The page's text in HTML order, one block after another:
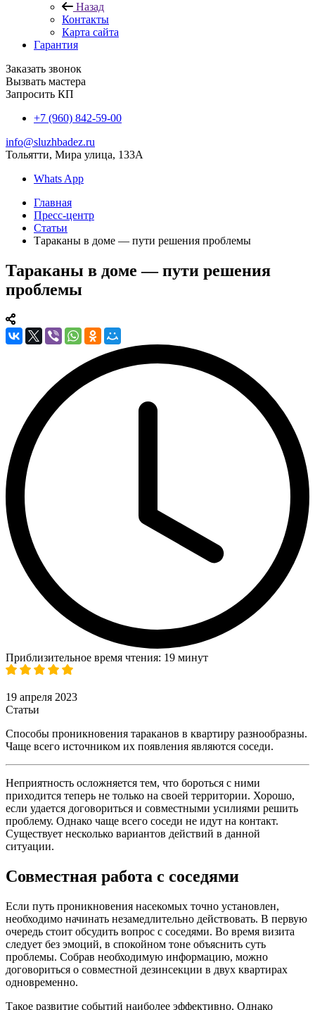
Назад
Контакты
Карта сайта
Гарантия
Заказать звонок
Вызвать мастера
Запросить КП
+7 (960) 842-59-00
info@sluzhbadez.ru
Тольятти, Мира улица, 133А
Whats App
Главная
Пресс-центр
Статьи
Тараканы в доме — пути решения проблемы
Тараканы в доме — пути решения
проблемы
Приблизительное время чтения: 19 минут
19 апреля 2023
Статьи
Способы проникновения тараканов в квартиру разнообразны.
Чаще всего источником их появления являются соседи.
Неприятность осложняется тем, что бороться с ними
приходится теперь не только на своей территории. Хорошо,
если удается договориться и совместными усилиями решить
проблему. Однако чаще всего соседи не идут на контакт.
Существует несколько вариантов действий в данной
ситуации.
Совместная работа с соседями
Если путь проникновения насекомых точно установлен,
необходимо начинать незамедлительно действовать. В первую
очередь стоит обсудить вопрос с соседями. Во время визита
следует без эмоций, в спокойном тоне объяснить суть
проблемы. Собрав необходимую информацию, можно
договориться о совместной дезинсекции в двух квартирах
одновременно.
Такое развитие событий наиболее эффективно. Однако